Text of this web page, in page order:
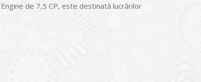
de 7,5 CP, este destinată lucrărilor